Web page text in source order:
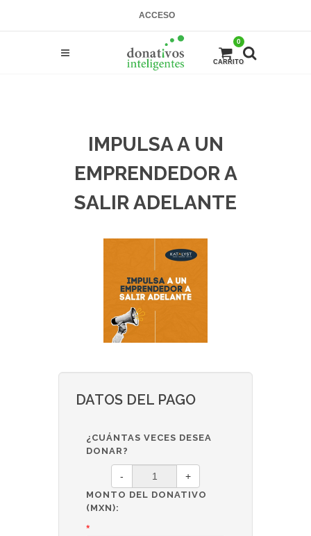
ACCESO
0
CARRITO
IMPULSA A UN
EMPRENDEDOR A
SALIR ADELANTE
DATOS DEL PAGO
¿CUÁNTAS VECES DESEA
DONAR?
- +
MONTO DEL DONATIVO
(MXN):
*